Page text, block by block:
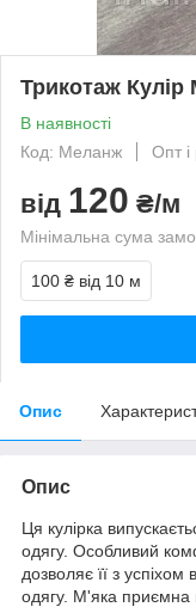
Трикотаж
В наявності
Код: Меланж
Опт і
від 120 ₴/м
Мінімальна сума
100 ₴ від 10 м
Опис
Опис
Ця кулірка
одягу. Особливий
дозволяє її з успіхом
одягу. М'яка приємна